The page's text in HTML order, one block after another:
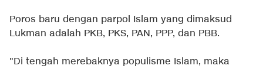
Poros baru dengan parpol Islam yang dimaksud
Lukman adalah PKB, PKS, PAN, PPP, dan PBB.
"Di tengah merebaknya populisme Islam, maka